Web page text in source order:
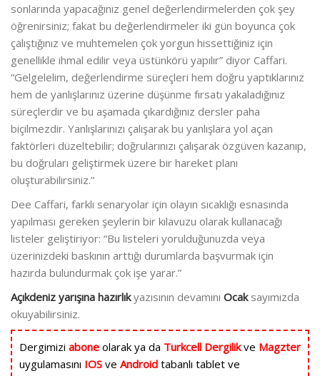
sonlarında yapacağınız genel değerlendirmelerden çok şey
öğrenirsiniz; fakat bu değerlendirmeler iki gün boyunca çok
çalıştığınız ve muhtemelen çok yorgun hissettiğiniz için
genellikle ihmal edilir veya üstünkörü yapılır” diyor Caffari.
“Gelgelelim, değerlendirme süreçleri hem doğru yaptıklarınız
hem de yanlışlarınız üzerine düşünme fırsatı yakaladığınız
süreçlerdir ve bu aşamada çıkardığınız dersler paha
biçilmezdir. Yanlışlarınızı çalışarak bu yanlışlara yol açan
faktörleri düzeltebilir; doğrularınızı çalışarak özgüven kazanıp,
bu doğruları geliştirmek üzere bir hareket planı
oluşturabilirsiniz.”
Dee Caffari, farklı senaryolar için olayın sıcaklığı esnasında
yapılması gereken şeylerin bir kılavuzu olarak kullanacağı
listeler geliştiriyor: “Bu listeleri yorulduğunuzda veya
üzerinizdeki baskının arttığı durumlarda başvurmak için
hazırda bulundurmak çok işe yarar.”
Açıkdeniz yarışına hazırlıkyazısının devamını Ocaksayımızda
okuyabilirsiniz.
Dergimizi abone olarak ya da Turkcell Dergilikve Magzter
uygulamasını IOS ve Android tabanlı tablet ve